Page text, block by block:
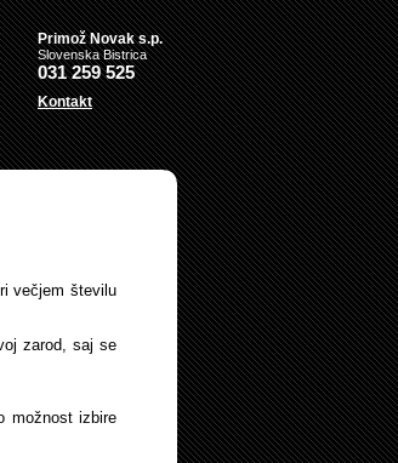
Primož Novak s.p.
Slovenska Bistrica
031 259 525
Kontakt
večjem številu
zarod, saj se
možnost izbire